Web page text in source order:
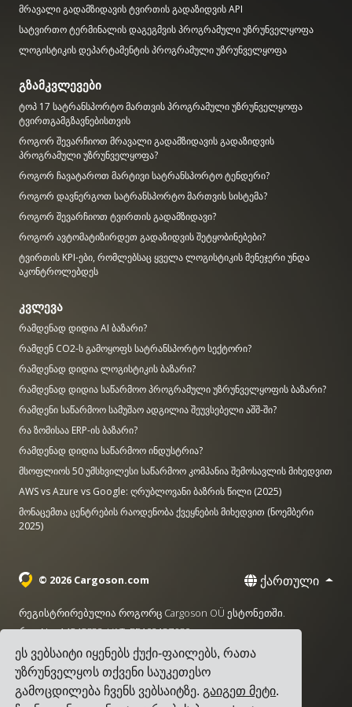
ეს ვებსაიტი იყენებს ქუქი-ფაილებს, რათა
უზრუნველყოს თქვენი საუკეთესო
გამოცდილება ჩვენს ვებსაიტზე. გაიგეთ მეტი.
მრავალი გადამზიდავის ტვირთის გადაზიდვის API
სატვირთო ტერმინალის დაგეგმვის პროგრამული უზრუნველყოფა
ლოგისტიკის დეპარტამენტის პროგრამული უზრუნველყოფა
გზამკვლევები
ტოპ 17 სატრანსპორტო მართვის პროგრამული უზრუნველყოფა
ტვირთგამგზავნებისთვის
როგორ შევარჩიოთ მრავალი გადამზიდავის გადაზიდვის
პროგრამული უზრუნველყოფა?
როგორ ჩავატაროთ მარტივი სატრანსპორტო ტენდერი?
როგორ დავნერგოთ სატრანსპორტო მართვის სისტემა?
როგორ შევარჩიოთ ტვირთის გადამზიდავი?
როგორ ავტომატიზირდეთ გადაზიდვის შეტყობინებები?
ტვირთის KPI-ები, რომლებსაც ყველა ლოგისტიკის მენეჯერი უნდა
აკონტროლებდეს
კვლევა
რამდენად დიდია AI ბაზარი?
რამდენ CO2-ს გამოყოფს სატრანსპორტო სექტორი?
რამდენად დიდია ლოგისტიკის ბაზარი?
რამდენად დიდია საწარმოო პროგრამული უზრუნველყოფის ბაზარი?
რამდენი საწარმოო სამუშაო ადგილია შეუვსებელი აშშ-ში?
რა ზომისაა ERP-ის ბაზარი?
რამდენად დიდია საწარმოო ინდუსტრია?
მსოფლიოს 50 უმსხვილესი საწარმოო კომპანია შემოსავლის მიხედვით
AWS vs Azure vs Google: ღრუბლოვანი ბაზრის წილი (2025)
მონაცემთა ცენტრების რაოდენობა ქვეყნების მიხედვით (ნოემბერი
2025)
© 2026 Cargoson.com ქართული
რეგისტრირებულია როგორც Cargoson OÜ ესტონეთში.
რეგ No: 14545832. VAT: EE102137680.
სათაო ოფისი: Pärnu mnt. 141, 11314 ტალინი, ესტონეთი
+372 5555 0028 · hello@cargoson.com